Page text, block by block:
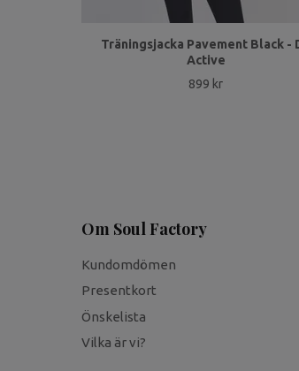
Träningsjacka Pavement Black -
Active
899 kr
Om Soul Factory
Kundomdömen
Presentkort
Önskelista
Vilka är vi?